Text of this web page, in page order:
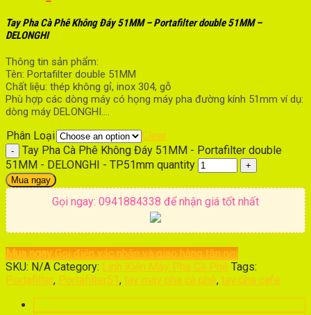
Tay Pha Cà Phê Không Đáy 51MM – Portafilter double 51MM –
DELONGHI
Thông tin sản phẩm:
Tên: Portafilter double 51MM
Chất liệu: thép không gỉ, inox 304, gỗ
Phù hợp các dòng máy có họng máy pha đường kính 51mm ví dụ:
dòng máy DELONGHI….
Phân Loại
Clear
Tay Pha Cà Phê Không Đáy 51MM - Portafilter double
51MM - DELONGHI - TP51mm quantity
Mua ngay
Gọi ngay: 0941884338 để nhận giá tốt nhất
Mua ngay Gọi điện xác nhận và giao hàng tận nơi
SKU: N/A Category: Linh Kiện Máy Pha Cà Phê Tags:
Portafilter, Portafilter51, tay máy pha cà phê, tay pha cafe